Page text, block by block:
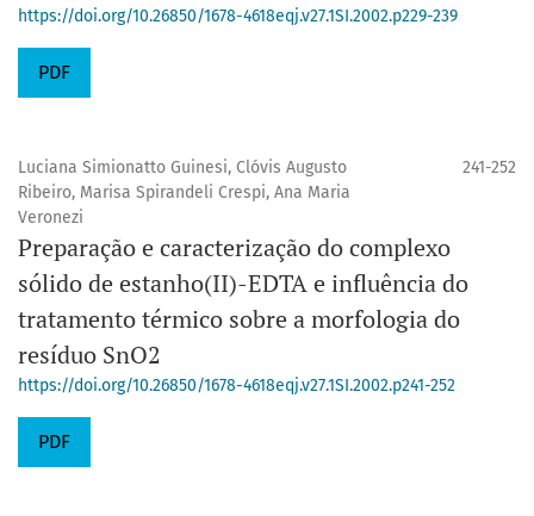
https://doi.org/10.26850/1678-4618eqj.v27.1SI.2002.p229-239
PDF
Luciana Simionatto Guinesi, Clóvis Augusto
Ribeiro, Marisa Spirandeli Crespi, Ana Maria
Veronezi
241-252
Preparação e caracterização do complexo
sólido de estanho(II)-EDTA e influência do
tratamento térmico sobre a morfologia do
resíduo SnO2
https://doi.org/10.26850/1678-4618eqj.v27.1SI.2002.p241-252
PDF